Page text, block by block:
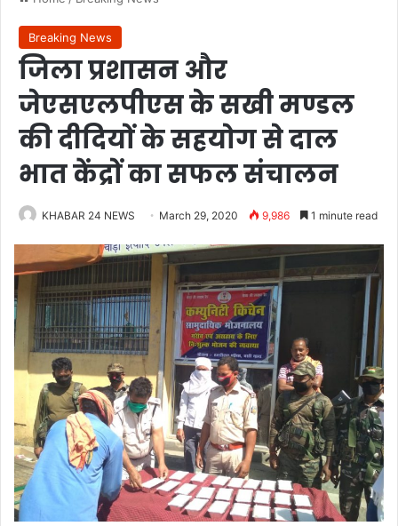
Breaking News
जिला प्रशासन और
जेएसएलपीएस के सखी मण्डल
की दीदियों के सहयोग से दाल
भात केंद्रों का सफल संचालन
KHABAR 24 NEWS March 29, 2020 9,986 1 minute read